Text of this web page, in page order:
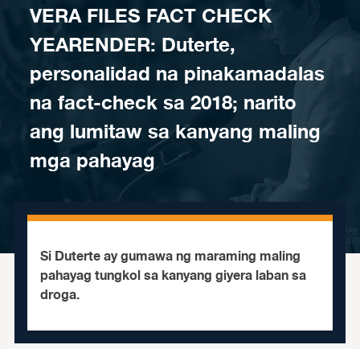
VERA FILES FACT CHECK
YEARENDER: Duterte,
personalidad na pinakamadalas
na fact-check sa 2018; narito
ang lumitaw sa kanyang maling
mga pahayag
Si Duterte ay gumawa ng maraming maling
pahayag tungkol sa kanyang giyera laban sa
droga.